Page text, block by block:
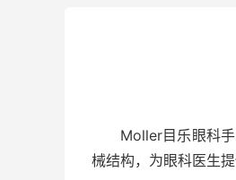
Moller目乐眼科
械结构，为眼科医生